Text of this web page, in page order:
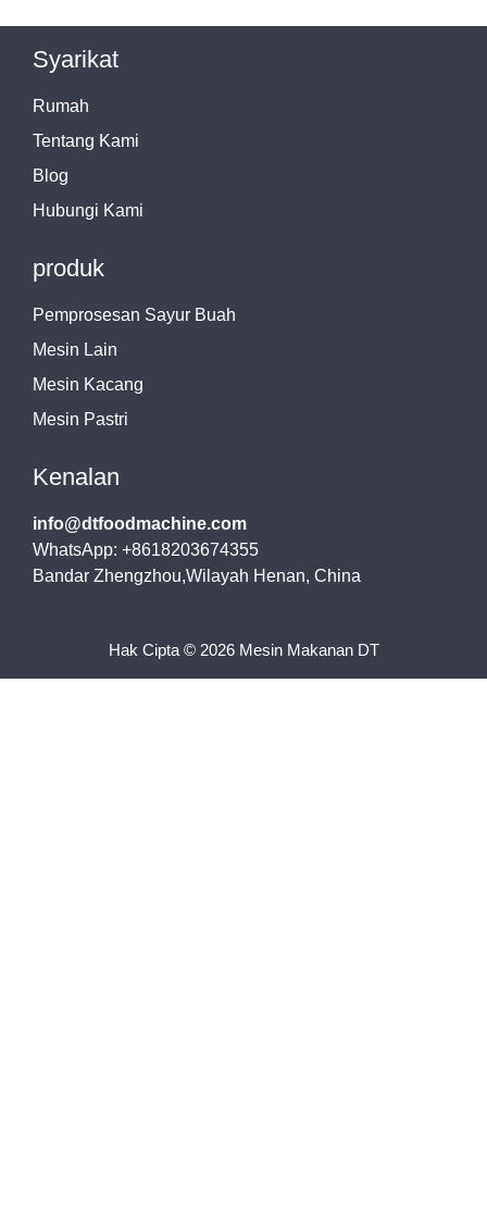
Syarikat
Rumah
Tentang Kami
Blog
Hubungi Kami
produk
Pemprosesan Sayur Buah
Mesin Lain
Mesin Kacang
Mesin Pastri
Kenalan
info@dtfoodmachine.com
WhatsApp: +8618203674355
Bandar Zhengzhou,Wilayah Henan, China
Hak Cipta © 2026 Mesin Makanan DT